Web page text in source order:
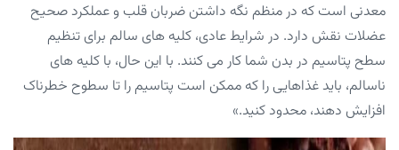
معدنی است که در منظم نگه داشتن ضربان قلب و عملکرد صحیح
عضلات نقش دارد. در شرایط عادی، کلیه های سالم برای تنظیم
سطح پتاسیم در بدن شما کار می کنند. با این حال، با کلیه های
ناسالم، باید غذاهایی را که ممکن است پتاسیم را تا سطوح خطرناک
افزایش دهند، محدود کنید.»